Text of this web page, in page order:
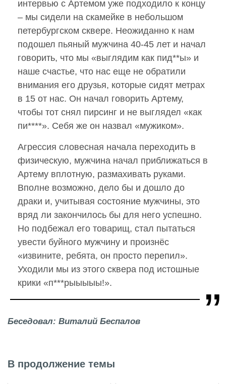
интервью с Артемом уже подходило к концу
– мы сидели на скамейке в небольшом
петербургском сквере. Неожиданно к нам
подошел пьяный мужчина 40-45 лет и начал
говорить, что мы «выглядим как пид**ы» и
наше счастье, что нас еще не обратили
внимания его друзья, которые сидят метрах
в 15 от нас. Он начал говорить Артему,
чтобы тот снял пирсинг и не выглядел «как
пи****». Себя же он назвал «мужиком».
Агрессия словесная начала переходить в
физическую, мужчина начал приближаться в
Артему вплотную, размахивать руками.
Вполне возможно, дело бы и дошло до
драки и, учитывая состояние мужчины, это
вряд ли закончилось бы для него успешно.
Но подбежал его товарищ, стал пытаться
увести буйного мужчину и произнёс
«извините, ребята, он просто перепил».
Уходили мы из этого сквера под истошные
крики «п***рыыыыы!».
Беседовал: Виталий Беспалов
В продолжение темы